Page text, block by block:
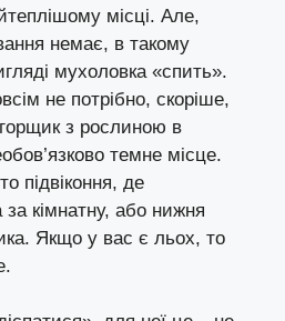
місці. Але,
немає, в такому
мухоловка «спить».
не потрібно, скоріше,
з рослиною в
темне місце.
підвіконня, де
кімнатну, або нижня
Якщо у вас є льох, то